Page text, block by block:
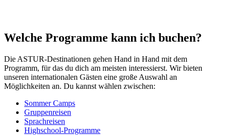
Welche Programme kann ich buchen?
Die ASTUR-Destinationen gehen Hand in Hand mit dem
Programm, für das du dich am meisten interessierst. Wir bieten
unseren internationalen Gästen eine große Auswahl an
Möglichkeiten an. Du kannst wählen zwischen:
Sommer Camps
Gruppenreisen
Sprachreisen
Highschool-Programme